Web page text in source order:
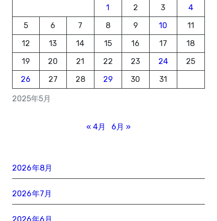
2025年5月
1 2 3
4
5
6 7 8 9 10
11
12
13 14 15 16 17
18
19
20 21 22 23 24
25
26
27 28 29 30 31
« 4月 6月 »
2026年8月
2026年7月